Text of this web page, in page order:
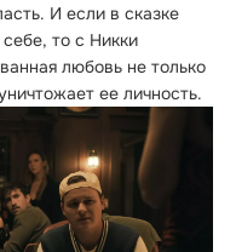
И если в сказке
то с Никки
любовь не только
ее личность.